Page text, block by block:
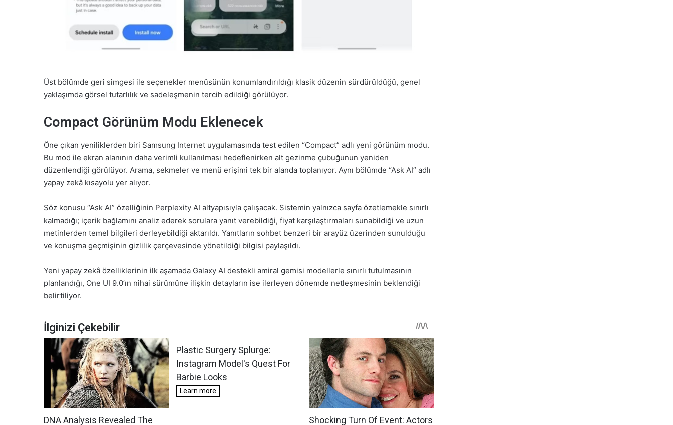
Üst bölümde geri simgesi ile seçenekler menüsünün konumlandırıldığı klasik düzenin sürdürüldüğü, genel
yaklaşımda görsel tutarlılık ve sadeleşmenin tercih edildiği görülüyor.
Compact Görünüm Modu Eklenecek
Öne çıkan yeniliklerden biri Samsung Internet uygulamasında test edilen “Compact” adlı yeni görünüm modu.
Bu mod ile ekran alanının daha verimli kullanılması hedeflenirken alt gezinme çubuğunun yeniden
düzenlendiği görülüyor. Arama, sekmeler ve menü erişimi tek bir alanda toplanıyor. Aynı bölümde “Ask AI” adlı
yapay zekâ kısayolu yer alıyor.
Söz konusu “Ask AI” özelliğinin Perplexity AI altyapısıyla çalışacak. Sistemin yalnızca sayfa özetlemekle sınırlı
kalmadığı; içerik bağlamını analiz ederek sorulara yanıt verebildiği, fiyat karşılaştırmaları sunabildiği ve uzun
metinlerden temel bilgileri derleyebildiği aktarıldı. Yanıtların sohbet benzeri bir arayüz üzerinden sunulduğu
ve konuşma geçmişinin gizlilik çerçevesinde yönetildiği bilgisi paylaşıldı.
Yeni yapay zekâ özelliklerinin ilk aşamada Galaxy AI destekli amiral gemisi modellerle sınırlı tutulmasının
planlandığı, One UI 9.0’ın nihai sürümüne ilişkin detayların ise ilerleyen dönemde netleşmesinin beklendiği
belirtiliyor.